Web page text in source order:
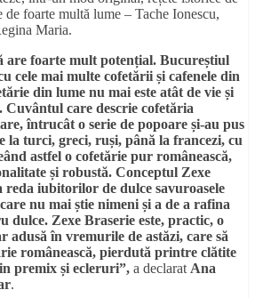
foarte multă lume – Tache Ionescu,
Maria.
are foarte mult potențial. Bucureștiul
cele mai multe cofetării și cafenele din
din lume nu mai este atât de vie și
Cuvântul care descrie cofetăria
întrucât o serie de popoare și-au pus
la turci, greci, ruși, până la francezi, cu
astfel o cofetărie pur românească,
și robustă. Conceptul Zexe
reda iubitorilor de dulce savuroasele
nu mai știe nimeni și a de a rafina
dulce. Zexe Braserie este, practic, o
adusă în vremurile de astăzi, care să
românească, pierdută printre clătite
premix și ecleruri”, a declarat Ana
.